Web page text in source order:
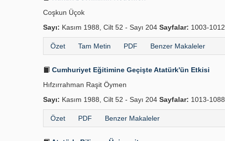
Coşkun Üçok
Sayı: Kasım 1988, Cilt 52 - Sayı 204 Sayfalar: 1003-1012
Özet Tam Metin PDF Benzer Makaleler
Cumhuriyet Eğitimine Geçişte Atatürk'ün Etkisi
Hıfzırrahman Raşit Öymen
Sayı: Kasım 1988, Cilt 52 - Sayı 204 Sayfalar: 1013-1088
Özet PDF Benzer Makaleler